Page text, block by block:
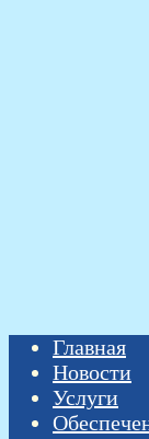
Главная
Новости
Услуги